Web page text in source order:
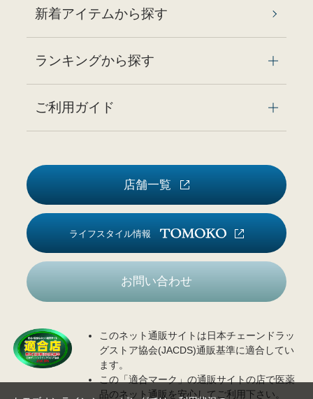
新着アイテムから探す
ランキングから探す
ご利用ガイド
店舗一覧
ライフスタイル情報
お問い合わせ
このネット通販サイトは日本チェーンドラッ
グストア協会(JACDS)通販基準に適合してい
ます。
この「適合マーク」の通販サイトの店で医薬
品のネット通販を安心してご利用下さい。